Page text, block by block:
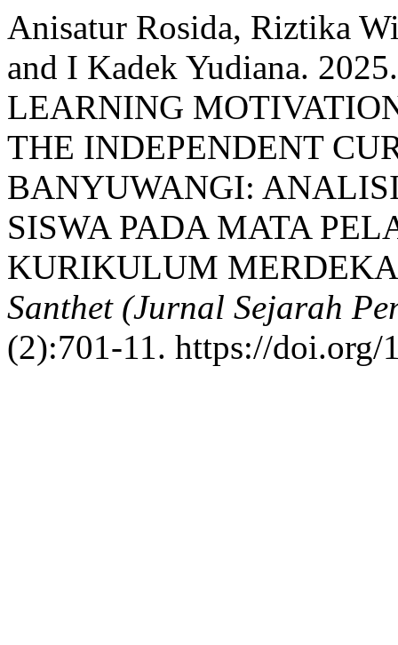
Anisatur Rosida, Riztika
and I Kadek Yudiana.
LEARNING
THE INDEPENDENT
BANYUWANGI:
SISWA PADA MATA
KURIKULUM
Santhet (Jurnal Sejarah
(2):701-11. https://doi.org/